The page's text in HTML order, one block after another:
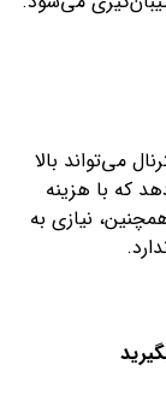
می‌تواند بالا
که با هزینه
نیازی به